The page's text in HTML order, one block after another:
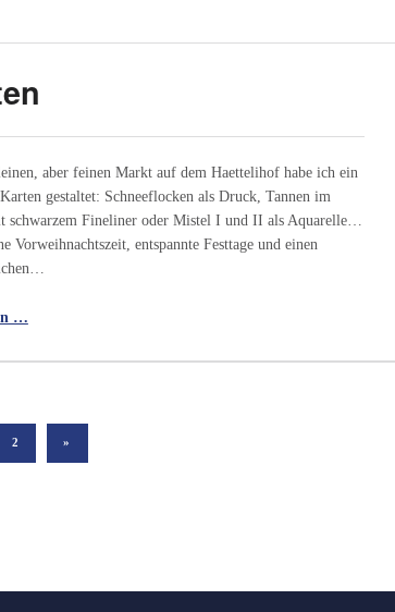
aber feinen Markt auf dem Haettelihof habe ich ein
gestaltet: Schneeflocken als Druck, Tannen im
schwarzem Fineliner oder Mistel I und II als Aquarelle…
Vorweihnachtszeit, entspannte Festtage und einen
…
2 NÄCHSTE SEITE
»